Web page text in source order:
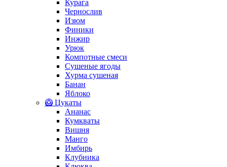
Курага
Чернослив
Изюм
Финики
Инжир
Урюк
Компотные смеси
Сушеные ягоды
Хурма сушеная
Банан
Яблоко
🥝 Цукаты
Ананас
Кумкваты
Вишня
Манго
Имбирь
Клубника